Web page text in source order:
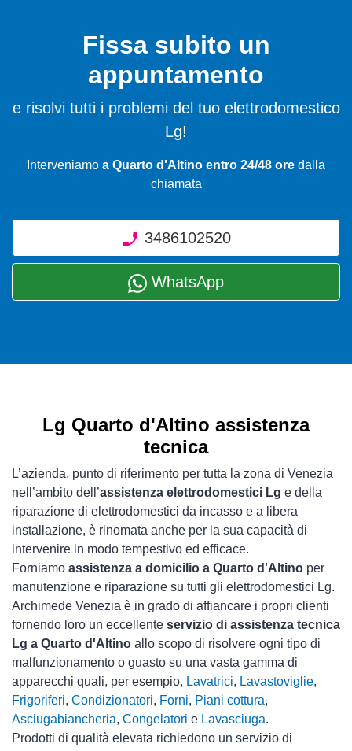
Fissa subito un
appuntamento
e risolvi tutti i problemi del tuo elettrodomestico
Lg!
Interveniamo a Quarto d'Altino entro 24/48 ore dalla
chiamata
3486102520
WhatsApp
Lg Quarto d'Altino assistenza
tecnica
L’azienda, punto di riferimento per tutta la zona di Venezia
nell’ambito dell’assistenza elettrodomestici Lg e della
riparazione di elettrodomestici da incasso e a libera
installazione, è rinomata anche per la sua capacità di
intervenire in modo tempestivo ed efficace.
Forniamo assistenza a domicilio a Quarto d'Altino per
manutenzione e riparazione su tutti gli elettrodomestici Lg.
Archimede Venezia è in grado di affiancare i propri clienti
fornendo loro un eccellente servizio di assistenza tecnica
Lg a Quarto d'Altino allo scopo di risolvere ogni tipo di
malfunzionamento o guasto su una vasta gamma di
apparecchi quali, per esempio, Lavatrici, Lavastoviglie,
Frigoriferi, Condizionatori, Forni, Piani cottura,
Asciugabiancheria, Congelatori e Lavasciuga.
Prodotti di qualità elevata richiedono un servizio di